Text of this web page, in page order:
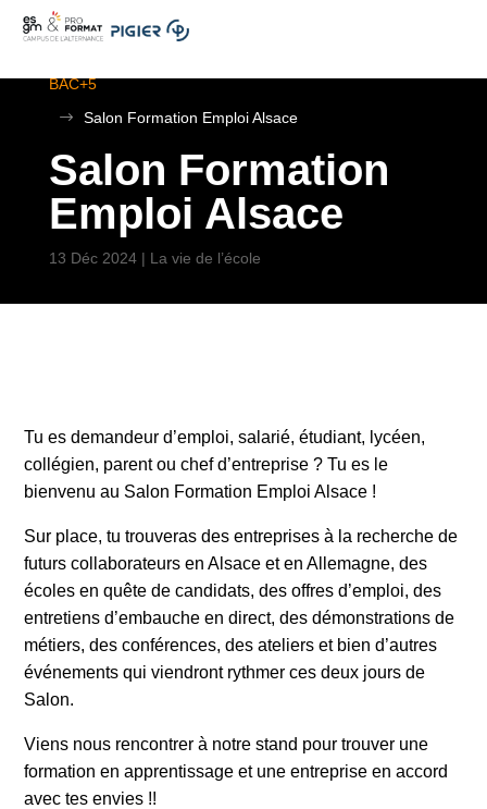
BAC+5
$
Salon Formation Emploi Alsace
Salon Formation
Emploi Alsace
13 Déc 2024| La vie de l’école
Tu es demandeur d’emploi, salarié, étudiant, lycéen,
collégien, parent ou chef d’entreprise ? Tu es le
bienvenu au Salon Formation Emploi Alsace !
Sur place, tu trouveras des entreprises à la recherche de
futurs collaborateurs en Alsace et en Allemagne, des
écoles en quête de candidats, des offres d’emploi, des
entretiens d’embauche en direct, des démonstrations de
métiers, des conférences, des ateliers et bien d’autres
événements qui viendront rythmer ces deux jours de
Salon.
Viens nous rencontrer à notre stand pour trouver une
formation en apprentissage et une entreprise en accord
avec tes envies !!